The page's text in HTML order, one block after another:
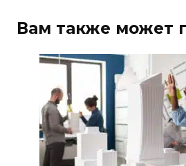
Вам также может